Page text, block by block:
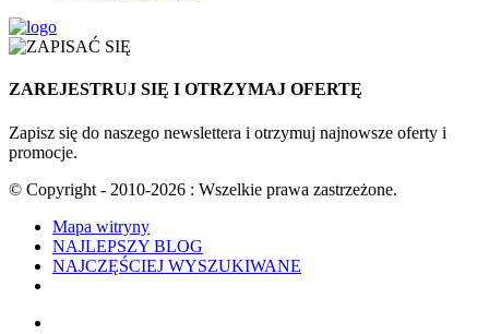
ZAREJESTRUJ SIĘ I OTRZYMAJ OFERTĘ
Zapisz się do naszego newslettera i otrzymuj najnowsze oferty i
promocje.
© Copyright - 2010-2026 : Wszelkie prawa zastrzeżone.
Mapa witryny
NAJLEPSZY BLOG
NAJCZĘŚCIEJ WYSZUKIWANE